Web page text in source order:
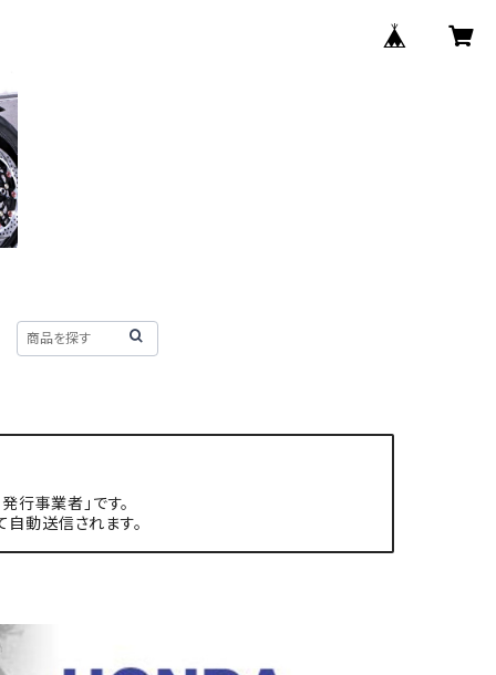
行事業者」です。
動送信されます。